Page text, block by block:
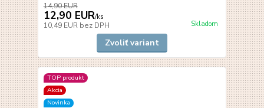
14,90 EUR
12,90 EUR/ks
10,49 EUR bez DPH Skladom
Zvoliť variant
TOP produkt
Akcia
Novinka